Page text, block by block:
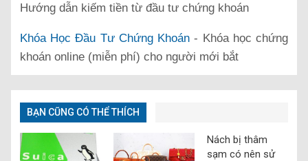
Hướng dẫn kiếm tiền từ đầu tư chứng khoán
Khóa Học Đầu Tư Chứng Khoán - Khóa học chứng
khoán online (miễn phí) cho người mới bắt
BẠN CŨNG CÓ THỂ THÍCH
Nách bị thâm
sạm có nên sử